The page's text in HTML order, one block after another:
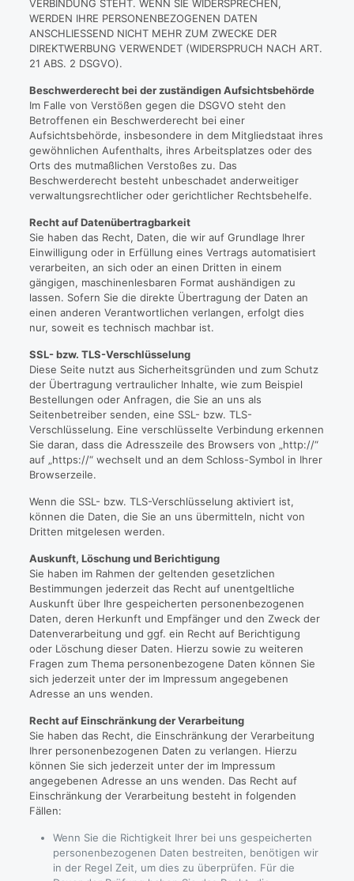
VERBINDUNG STEHT. WENN SIE WIDERSPRECHEN,
WERDEN IHRE PERSONENBEZOGENEN DATEN
ANSCHLIESSEND NICHT MEHR ZUM ZWECKE DER
DIREKTWERBUNG VERWENDET (WIDERSPRUCH NACH ART.
21 ABS. 2 DSGVO).
Beschwerderecht bei der zuständigen Aufsichtsbehörde
Im Falle von Verstößen gegen die DSGVO steht den
Betroffenen ein Beschwerderecht bei einer
Aufsichtsbehörde, insbesondere in dem Mitgliedstaat ihres
gewöhnlichen Aufenthalts, ihres Arbeitsplatzes oder des
Orts des mutmaßlichen Verstoßes zu. Das
Beschwerderecht besteht unbeschadet anderweitiger
verwaltungsrechtlicher oder gerichtlicher Rechtsbehelfe.
Recht auf Datenübertragbarkeit
Sie haben das Recht, Daten, die wir auf Grundlage Ihrer
Einwilligung oder in Erfüllung eines Vertrags automatisiert
verarbeiten, an sich oder an einen Dritten in einem
gängigen, maschinenlesbaren Format aushändigen zu
lassen. Sofern Sie die direkte Übertragung der Daten an
einen anderen Verantwortlichen verlangen, erfolgt dies
nur, soweit es technisch machbar ist.
SSL- bzw. TLS-Verschlüsselung
Diese Seite nutzt aus Sicherheitsgründen und zum Schutz
der Übertragung vertraulicher Inhalte, wie zum Beispiel
Bestellungen oder Anfragen, die Sie an uns als
Seitenbetreiber senden, eine SSL- bzw. TLS-
Verschlüsselung. Eine verschlüsselte Verbindung erkennen
Sie daran, dass die Adresszeile des Browsers von „http://“
auf „https://“ wechselt und an dem Schloss-Symbol in Ihrer
Browserzeile.
Wenn die SSL- bzw. TLS-Verschlüsselung aktiviert ist,
können die Daten, die Sie an uns übermitteln, nicht von
Dritten mitgelesen werden.
Auskunft, Löschung und Berichtigung
Sie haben im Rahmen der geltenden gesetzlichen
Bestimmungen jederzeit das Recht auf unentgeltliche
Auskunft über Ihre gespeicherten personenbezogenen
Daten, deren Herkunft und Empfänger und den Zweck der
Datenverarbeitung und ggf. ein Recht auf Berichtigung
oder Löschung dieser Daten. Hierzu sowie zu weiteren
Fragen zum Thema personenbezogene Daten können Sie
sich jederzeit unter der im Impressum angegebenen
Adresse an uns wenden.
Recht auf Einschränkung der Verarbeitung
Sie haben das Recht, die Einschränkung der Verarbeitung
Ihrer personenbezogenen Daten zu verlangen. Hierzu
können Sie sich jederzeit unter der im Impressum
angegebenen Adresse an uns wenden. Das Recht auf
Einschränkung der Verarbeitung besteht in folgenden
Fällen:
Wenn Sie die Richtigkeit Ihrer bei uns gespeicherten
personenbezogenen Daten bestreiten, benötigen wir
in der Regel Zeit, um dies zu überprüfen. Für die